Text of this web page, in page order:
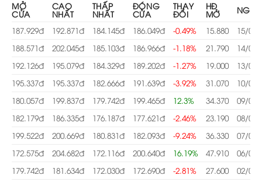
MỞ
CỬA
CAO
NHẤT
THẤP
NHẤT
ĐÓNG
CỬA
THAY
ĐỔI
HĐ
MỞ
NGÀY
187.929đ
192.871đ 184.145đ 186.049đ -0.49% 15.880
15/07/
188.571đ
202.045đ 185.103đ 186.966đ -1.18% 21.790
14/07/
192.126đ
195.079đ 184.329đ 189.202đ -1.27% 19.000
13/07/
195.337đ
195.337đ 182.666đ 191.639đ -3.92% 31.070
10/07/
180.057đ
199.837đ 179.742đ 199.465đ 12.3% 34.370
09/07/
182.179đ
186.335đ 176.187đ 177.621đ -2.46% 23.190
08/07/
199.522đ
200.669đ 180.831đ 182.093đ -9.24% 36.330
07/07/
172.575đ
204.682đ 172.116đ 200.640đ 16.19% 47.910
06/07/
179.742đ
181.634đ 172.030đ 172.690đ -2.81% 27.600
02/07/